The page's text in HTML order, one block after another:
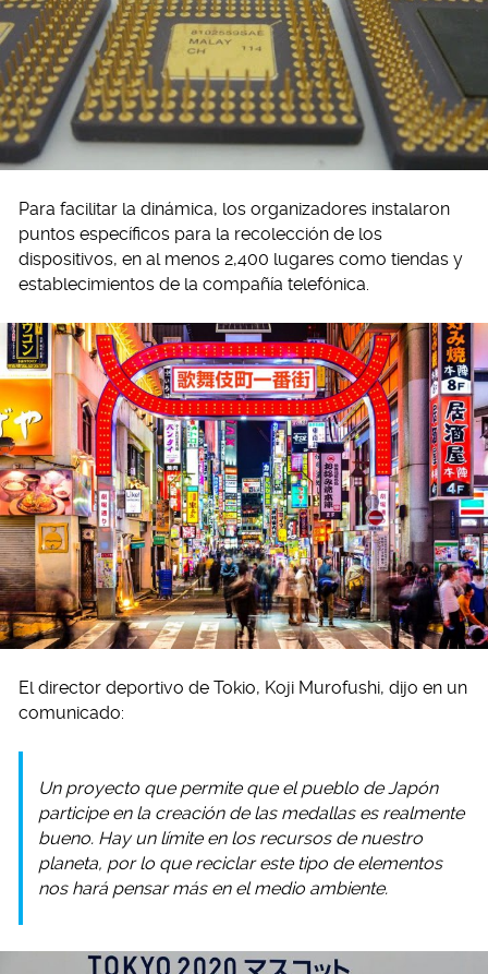
Para facilitar la dinámica, los organizadores instalaron
puntos específicos para la recolección de los
dispositivos, en al menos 2,400 lugares como tiendas y
establecimientos de la compañía telefónica.
El director deportivo de Tokio, Koji Murofushi, dijo en un
comunicado:
Un proyecto que permite que el pueblo de Japón
participe en la creación de las medallas es realmente
bueno. Hay un límite en los recursos de nuestro
planeta, por lo que reciclar este tipo de elementos
nos hará pensar más en el medio ambiente.